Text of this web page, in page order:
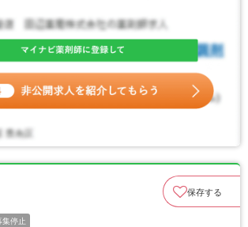
保存する
集停止